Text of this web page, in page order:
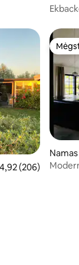
įvertinimas:
4,92 (206)
Namas